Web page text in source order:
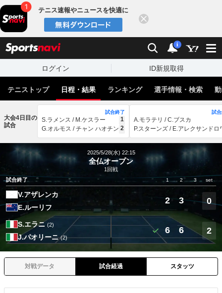
テニス速報やニュースを快適に
検索 通知
i
ログイン ID新規取得
テニストップ 日程・結果 ランキング 選手情報・検索
大会4日目の
試合
試合終了
S.ラメンス / M.ケスラー
1
G.オルモス / チャン ハオチン 2
試
A.モラテリ / C.ブスカ
P.スターンズ / E.アレクサンドロ
2025/5/28(水) 22:15
全仏オープン
1回戦
試合終了
1 2 3 set
V.アザレンカ
E.ルーリフ
2 3 0
S.エラニ (2)
J.パオリーニ (2)
6 6 2
対戦データ 試合経過 スタッツ